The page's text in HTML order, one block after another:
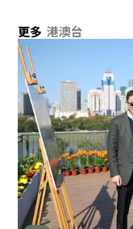
更多 港澳台